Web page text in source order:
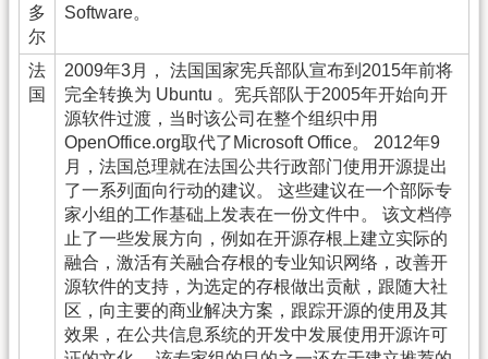
多
尔
Software。
法
国
2009年3月， 法国国家宪兵部队宣布到2015年前将
完全转换为 Ubuntu 。宪兵部队于2005年开始向开
源软件过渡，当时该公司在整个组织中用
OpenOffice.org取代了Microsoft Office。 2012年9
月，法国总理就在法国公共行政部门使用开源提出
了一系列面向行动的建议。 这些建议在一个部际专
家小组的工作基础上发表在一份文件中。 该文档停
止了一些发展方向，例如在开源存根上建立实际的
融合，激活有关融合存根的专业知识网络，改善开
源软件的支持，为选定的存根做出贡献，跟随大社
区，向主要的商业解决方案，跟踪开源的使用及其
效果，在公共信息系统的开发中发展使用开源许可